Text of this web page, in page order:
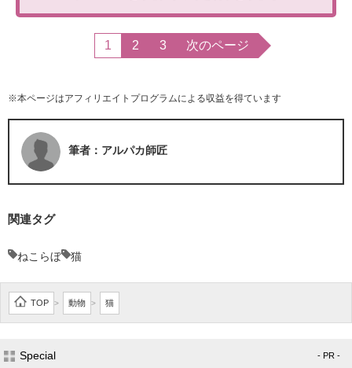
1 2 3 次のページ
※本ページはアフィリエイトプログラムによる収益を得ています
筆者：アルパカ師匠
関連タグ
ねこらぼ 猫
TOP > 動物 > 猫
Special - PR -